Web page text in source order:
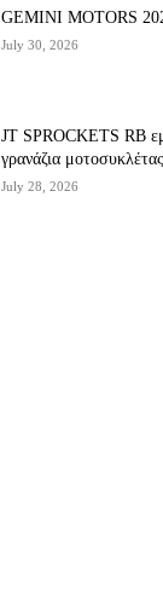
GEMINI MOTORS
July 30, 2026
JT SPROCKETS RB
γρανάζια
July 28, 2026